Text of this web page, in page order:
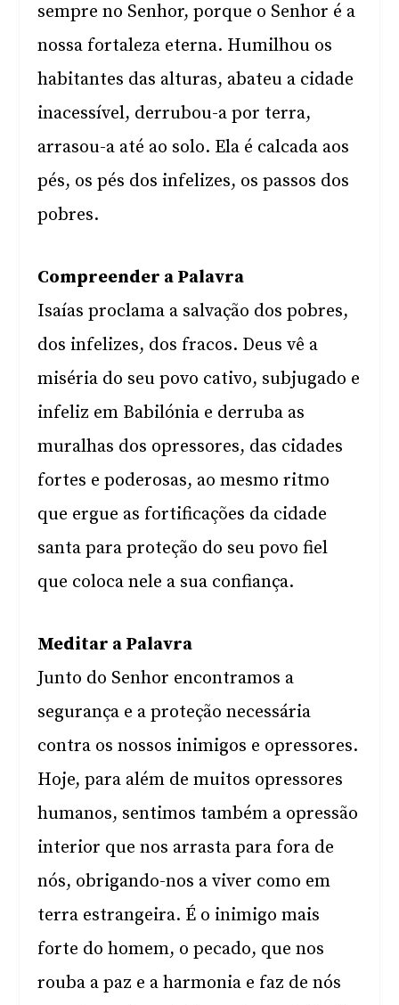
sempre no Senhor, porque o Senhor é a
nossa fortaleza eterna. Humilhou os
habitantes das alturas, abateu a cidade
inacessível, derrubou-a por terra,
arrasou-a até ao solo. Ela é calcada aos
pés, os pés dos infelizes, os passos dos
pobres.
Compreender a Palavra
Isaías proclama a salvação dos pobres,
dos infelizes, dos fracos. Deus vê a
miséria do seu povo cativo, subjugado e
infeliz em Babilónia e derruba as
muralhas dos opressores, das cidades
fortes e poderosas, ao mesmo ritmo
que ergue as fortificações da cidade
santa para proteção do seu povo fiel
que coloca nele a sua confiança.
Meditar a Palavra
Junto do Senhor encontramos a
segurança e a proteção necessária
contra os nossos inimigos e opressores.
Hoje, para além de muitos opressores
humanos, sentimos também a opressão
interior que nos arrasta para fora de
nós, obrigando-nos a viver como em
terra estrangeira. É o inimigo mais
forte do homem, o pecado, que nos
rouba a paz e a harmonia e faz de nós